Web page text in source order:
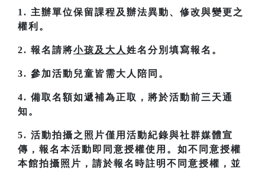
1. 主辦單位保留課程及辦法異動、修改與變更之
權利。
2. 報名請將小孩及大人 姓名分別填寫報名。
3. 參加活動兒童皆需大人陪同。
4. 備取名額如遞補為正取，將於活動前三天通
知。
5. 活動拍攝之照片僅用活動紀錄與社群媒體宣
傳，報名本活動即同意授權使用。如不同意授權
本館拍攝照片，請於報名時註明不同意授權，並